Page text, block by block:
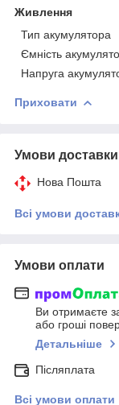
Живлення
Тип акумулятора
Ємність
Напруга
Приховати
Умови доставки
Нова Пошта
Всі умови
Умови оплати
Ви отримаєте
або гроші
Детальніше
Післяплата
Всі умови оплати